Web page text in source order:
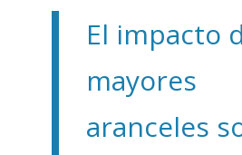
El impacto
mayores
aranceles